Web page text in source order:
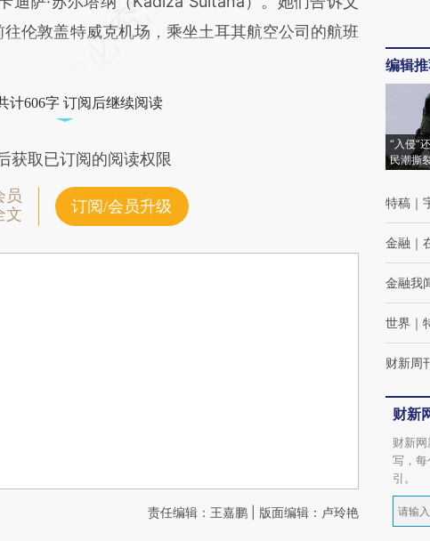
伦敦盖特威克机场，乘坐土耳其航空公司的航班
计606字 订阅后继续阅读
获取已订阅的阅读权限
员
文
订阅/会员升级
责任编辑：王嘉鹏 | 版面编辑：卢玲艳
编辑
“入侵”
民潮撕
特稿 ｜
金融 ｜
金融我
世界 ｜
财新周
财新
财新
写，
引。